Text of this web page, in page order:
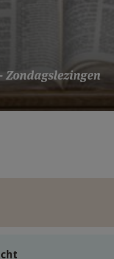
Zondagslezingen